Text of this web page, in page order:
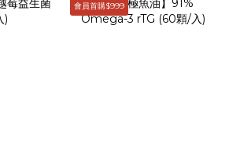
會員首購$999